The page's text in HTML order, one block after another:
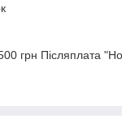
грн Післяплата